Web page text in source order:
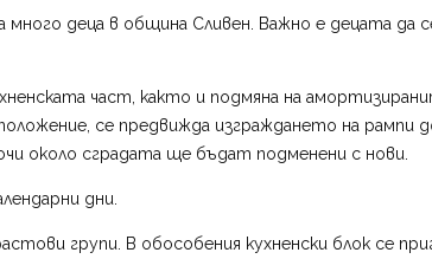
деца в община Сливен. Важно е децата да
част, както и подмяна на
се предвижда изграждането на рампи
около сградата ще бъдат подменени с нови.
дни.
групи. В обособения кухненски блок се